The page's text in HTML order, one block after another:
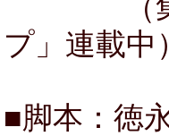
（集英
プ」連載中
■脚本：徳